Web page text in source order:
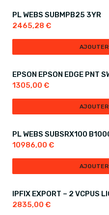
PL WEBS SUBMPB25 3YR
2465,28 €
AJOUTER
EPSON EPSON EDGE PNT
1305,00 €
AJOUTER
PL WEBS SUBSRX100
10986,00 €
AJOUTER
IPFIX EXPORT – 2 VCPUS
2835,00 €